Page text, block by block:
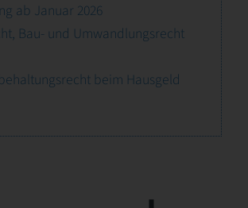
ab Januar 2026
Bau- und Umwandlungsrecht
beim Hausgeld